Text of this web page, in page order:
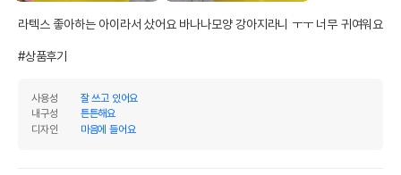
라텍스 좋아하는 아이라서 샀어요 바나나모양 강아지라니 ㅜㅜ 너무 귀여워요
#상품후기
사용성
잘 쓰고 있어요
내구성
튼튼해요
디자인
마음에 들어요